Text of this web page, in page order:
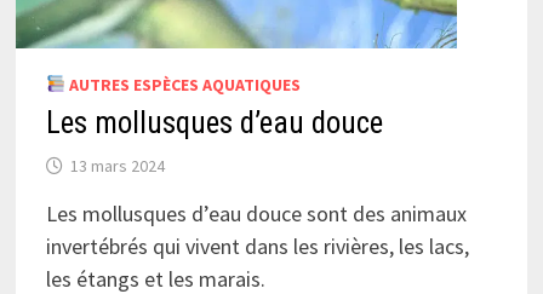
AUTRES ESPÈCES AQUATIQUES
Les mollusques d’eau douce
13 mars 2024
Les mollusques d’eau douce sont des animaux
invertébrés qui vivent dans les rivières, les lacs,
les étangs et les marais.